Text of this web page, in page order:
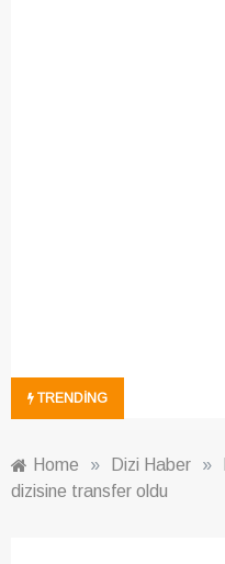
TRENDING
Home » Dizi Haber »
dizisine transfer oldu